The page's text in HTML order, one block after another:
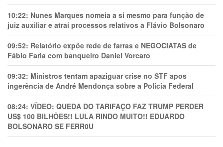
10:22: Nunes Marques nomeia a si mesmo para função de
juiz auxiliar e atrai processos relativos a Flávio Bolsonaro
09:52: Relatório expõe rede de farras e NEGOCIATAS de
Fábio Faria com banqueiro Daniel Vorcaro
09:32: Ministros tentam apaziguar crise no STF apos
ingerência de André Mendonça sobre a Polícia Federal
08:24: VÍDEO: QUEDA DO TARIFAÇO FAZ TRUMP PERDER
US$ 100 BILHÕES!! LULA RINDO MUITO!! EDUARDO
BOLSONARO SE FERR0U